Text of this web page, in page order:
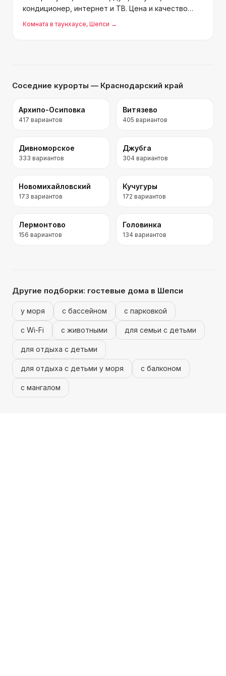
кондиционер, интернет и ТВ. Цена и качество
доброжелательные, всегда помогали. До
Комната в таунхаусе, Шепси →
Соседние курорты — Краснодарский край
Архипо-Осиповка
417 вариантов
Витязево
405 вариантов
Дивноморское
333 вариантов
Джубга
304 вариантов
Новомихайловский
173 вариантов
Кучугуры
172 вариантов
Лермонтово
156 вариантов
Головинка
134 вариантов
Другие подборки: гостевые дома в Шепси
у моря с бассейном с парковкой
с Wi-Fi с животными для семьи с детьми
для отдыха с детьми
для отдыха с детьми у моря с балконом
с мангалом